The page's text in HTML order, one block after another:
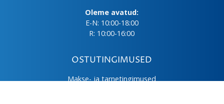
Oleme avatud:
E-N: 10:00-18:00
R: 10:00-16:00
OSTUTINGIMUSED
Makse- ja tarnetingimused